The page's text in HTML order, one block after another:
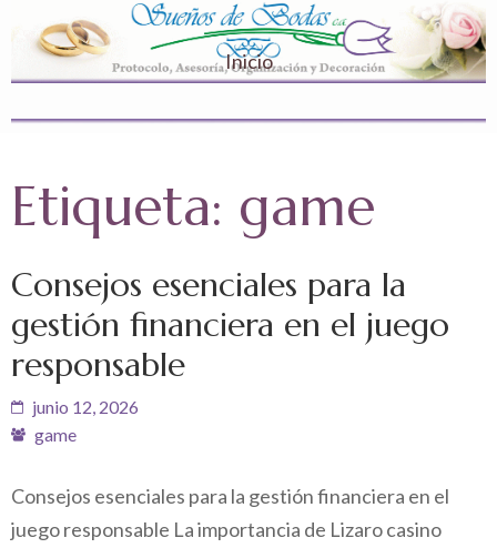
Inicio
Etiqueta: game
Consejos esenciales para la
gestión financiera en el juego
responsable
junio 12, 2026
game
Consejos esenciales para la gestión financiera en el
juego responsable La importancia de Lizaro casino